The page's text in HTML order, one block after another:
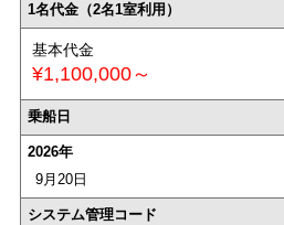
1名代金（2名1室利用）
基本代金
¥1,100,000～
乗船日
2026年
9月20日
システム管理コード